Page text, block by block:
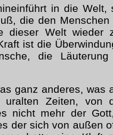
in die
die den
dieser Welt wieder
ist die
die
ganz anderes, was
Zeiten, von
nicht mehr der
der sich von außen